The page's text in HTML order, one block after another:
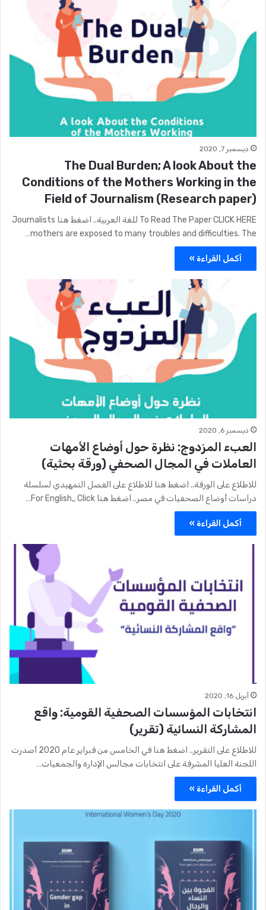
ديسمبر 7, 2020
The Dual Burden; A look About the
Conditions of the Mothers Working in the
Field of Journalism (Research paper)
To Read The Paper CLICK HERE للغة العربية.. اضغط هنا Journalists
mothers are exposed to many troubles and difficulties. The…
أكمل القراءة »
ديسمبر 6, 2020
العبء المزدوج: نظرة حول أوضاع الأمهات
العاملات في المجال الصحفي (ورقة بحثية)
للاطلاع على الورقة.. اضغط هنا للاطلاع على الفصل التمهيدي لسلسلة
دراسات أوضاع الصحفيات في مصر.. اضغط هنا For English,, Click…
أكمل القراءة »
أبريل 16, 2020
انتخابات المؤسسات الصحفية القومية: واقع
المشاركة النسائية (تقرير)
للاطلاع على التقرير.. اضغط هنا في الخامس من فبراير عام 2020 أصدرت
اللجنة العليا المشرفة على انتخابات مجالس الإدارة والجمعيات…
أكمل القراءة »